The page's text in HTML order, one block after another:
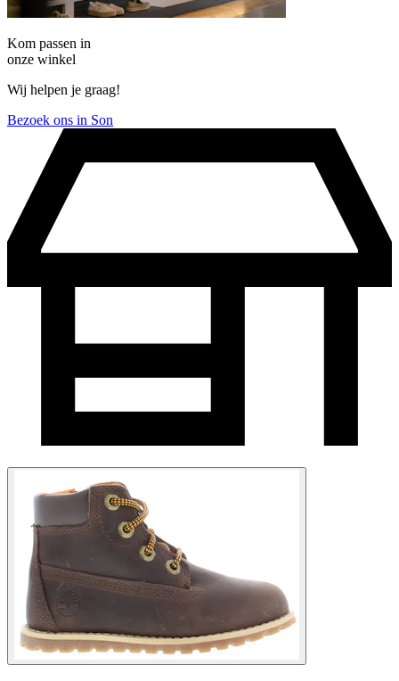
Kom passen in
onze winkel
Wij helpen je graag!
Bezoek ons in Son